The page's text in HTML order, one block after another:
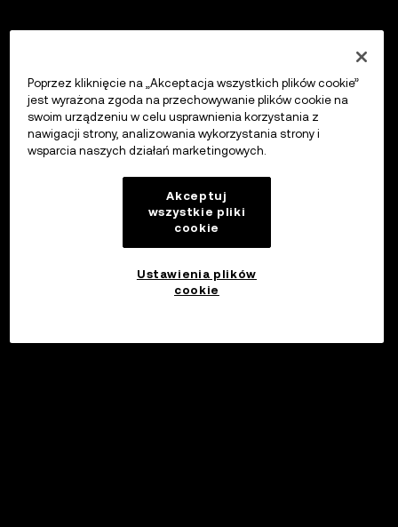
Poprzez kliknięcie na „Akceptacja wszystkich plików cookie”
jest wyrażona zgoda na przechowywanie plików cookie na
swoim urządzeniu w celu usprawnienia korzystania z
nawigacji strony, analizowania wykorzystania strony i
wsparcia naszych działań marketingowych.
Akceptuj
wszystkie pliki
cookie
Ustawienia plików
cookie